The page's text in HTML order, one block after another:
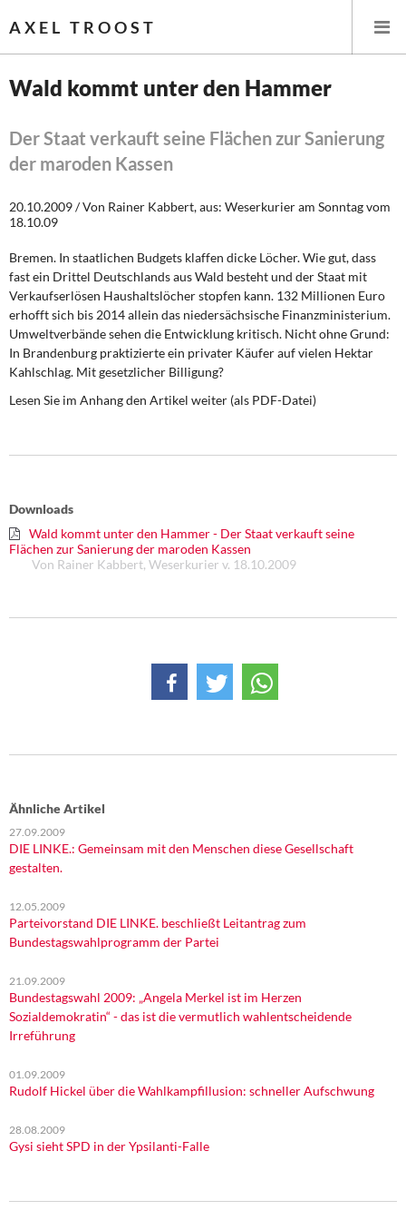
AXEL TROOST
Themen
Leitlinien linker Wirtschafts- und Finanzpolitik
Wirtschaftspolitik
Steuer- und Finanzpolitik
Öffentliche Infrastruktur und Daseinsvorsorge
Eurokrise und Griechenland
Weitere Themen
Memo-Gruppe
Institut Solidarische Moderne
Wald kommt unter den Hammer
Der Staat verkauft seine Flächen zur Sanierung
der maroden Kassen
20.10.2009 / Von Rainer Kabbert, aus: Weserkurier am Sonntag vom
18.10.09
Bremen. In staatlichen Budgets klaffen dicke Löcher. Wie gut, dass
fast ein Drittel Deutschlands aus Wald besteht und der Staat mit
Verkaufserlösen Haushaltslöcher stopfen kann. 132 Millionen Euro
erhofft sich bis 2014 allein das niedersächsische Finanzministerium.
Umweltverbände sehen die Entwicklung kritisch. Nicht ohne Grund:
In Brandenburg praktizierte ein privater Käufer auf vielen Hektar
Kahlschlag. Mit gesetzlicher Billigung?
Lesen Sie im Anhang den Artikel weiter (als PDF-Datei)
Downloads
Wald kommt unter den Hammer - Der Staat verkauft seine
Flächen zur Sanierung der maroden Kassen
Von Rainer Kabbert, Weserkurier v. 18.10.2009
Ähnliche Artikel
27.09.2009
DIE LINKE.: Gemeinsam mit den Menschen diese Gesellschaft
gestalten.
12.05.2009
Parteivorstand DIE LINKE. beschließt Leitantrag zum
Bundestagswahlprogramm der Partei
21.09.2009
Bundestagswahl 2009: „Angela Merkel ist im Herzen
Sozialdemokratin“ - das ist die vermutlich wahlentscheidende
Irreführung
01.09.2009
Rudolf Hickel über die Wahlkampfillusion: schneller Aufschwung
28.08.2009
Gysi sieht SPD in der Ypsilanti-Falle